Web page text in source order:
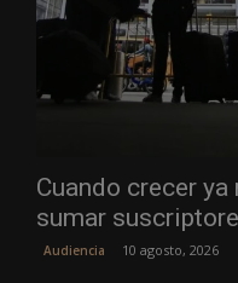
Cuando crecer
sumar
Audiencia 10 agosto, 2026